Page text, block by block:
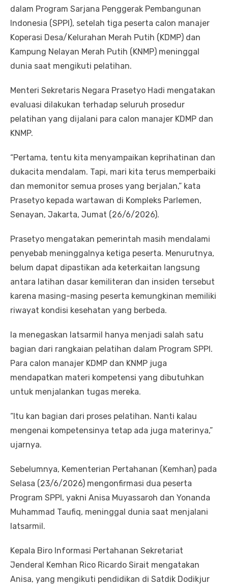
dalam Program Sarjana Penggerak Pembangunan
Indonesia (SPPI), setelah tiga peserta calon manajer
Koperasi Desa/Kelurahan Merah Putih (KDMP) dan
Kampung Nelayan Merah Putih (KNMP) meninggal
dunia saat mengikuti pelatihan.
Menteri Sekretaris Negara Prasetyo Hadi mengatakan
evaluasi dilakukan terhadap seluruh prosedur
pelatihan yang dijalani para calon manajer KDMP dan
KNMP.
“Pertama, tentu kita menyampaikan keprihatinan dan
dukacita mendalam. Tapi, mari kita terus memperbaiki
dan memonitor semua proses yang berjalan,” kata
Prasetyo kepada wartawan di Kompleks Parlemen,
Senayan, Jakarta, Jumat (26/6/2026).
Prasetyo mengatakan pemerintah masih mendalami
penyebab meninggalnya ketiga peserta. Menurutnya,
belum dapat dipastikan ada keterkaitan langsung
antara latihan dasar kemiliteran dan insiden tersebut
karena masing-masing peserta kemungkinan memiliki
riwayat kondisi kesehatan yang berbeda.
Ia menegaskan latsarmil hanya menjadi salah satu
bagian dari rangkaian pelatihan dalam Program SPPI.
Para calon manajer KDMP dan KNMP juga
mendapatkan materi kompetensi yang dibutuhkan
untuk menjalankan tugas mereka.
“Itu kan bagian dari proses pelatihan. Nanti kalau
mengenai kompetensinya tetap ada juga materinya,”
ujarnya.
Sebelumnya, Kementerian Pertahanan (Kemhan) pada
Selasa (23/6/2026) mengonfirmasi dua peserta
Program SPPI, yakni Anisa Muyassaroh dan Yonanda
Muhammad Taufiq, meninggal dunia saat menjalani
latsarmil.
Kepala Biro Informasi Pertahanan Sekretariat
Jenderal Kemhan Rico Ricardo Sirait mengatakan
Anisa, yang mengikuti pendidikan di Satdik Dodikjur